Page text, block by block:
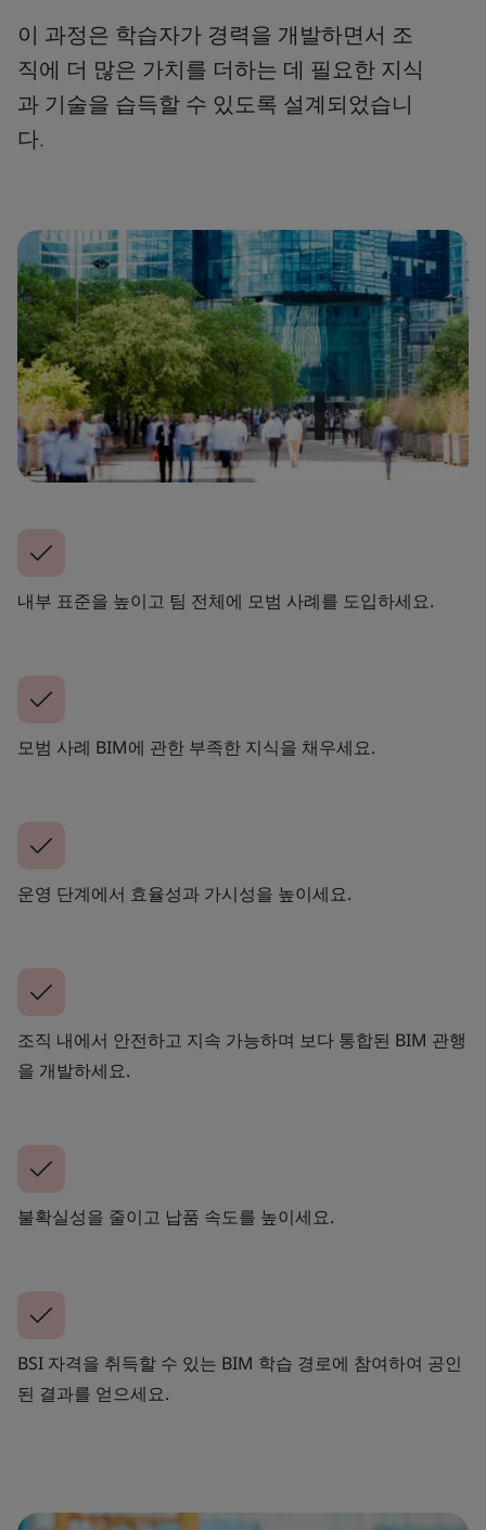
이 과정은 학습자가 경력을 개발하면서 조
직에 더 많은 가치를 더하는 데 필요한 지식
과 기술을 습득할 수 있도록 설계되었습니
다.
내부 표준을 높이고 팀 전체에 모범 사례를 도입하세요.
모범 사례 BIM에 관한 부족한 지식을 채우세요.
운영 단계에서 효율성과 가시성을 높이세요.
조직 내에서 안전하고 지속 가능하며 보다 통합된 BIM 관행
을 개발하세요.
불확실성을 줄이고 납품 속도를 높이세요.
BSI 자격을 취득할 수 있는 BIM 학습 경로에 참여하여 공인
된 결과를 얻으세요.